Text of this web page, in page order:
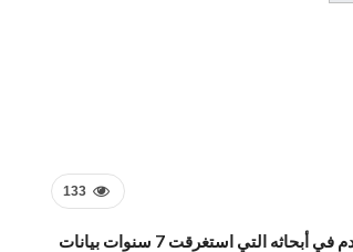
133
التناول اليومي المعتدل للقهوة، يمكن أن يقلل خطر الموت المبكر بنسبة 31% تقريبا، وفقا لما ذكره فريق من جامعة Southern Medical University بالصين، استخدم في أبحاثه التي استغرقت 7 سنوات بيانات